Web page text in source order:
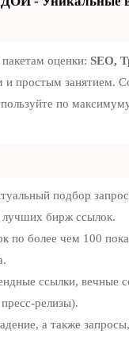
оценки: SEO,
и простым занятием.
по
подбор
лучших бирж ссылок.
по более чем 100
ссылки, вечные
релизы).
а также